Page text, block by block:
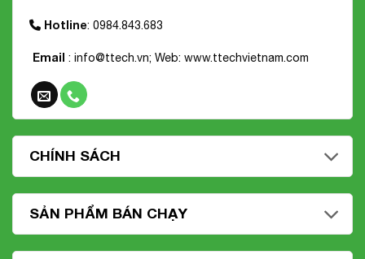
Hotline: 0984.843.683
Email : info@ttech.vn; Web: www.ttechvietnam.com
CHÍNH SÁCH
SẢN PHẨM BÁN CHẠY